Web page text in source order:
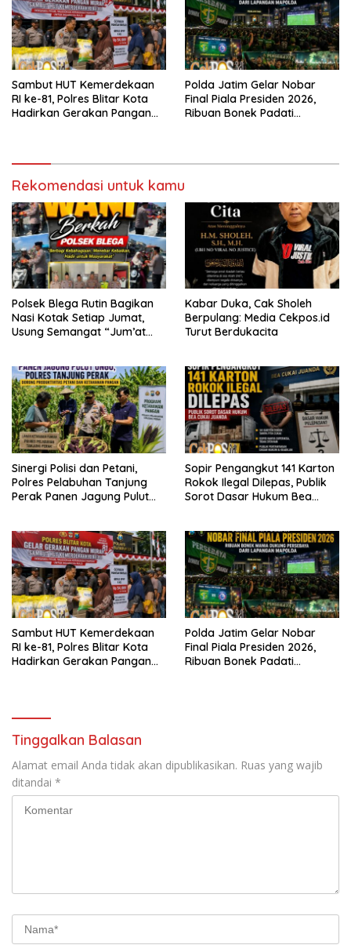
Sambut HUT Kemerdekaan
RI ke-81, Polres Blitar Kota
Hadirkan Gerakan Pangan
Polda Jatim Gelar Nobar
Final Piala Presiden 2026,
Ribuan Bonek Padati
Rekomendasi untuk kamu
Polsek Blega Rutin Bagikan
Nasi Kotak Setiap Jumat,
Usung Semangat “Jum’at
Kabar Duka, Cak Sholeh
Berpulang: Media Cekpos.id
Turut Berdukacita
Sinergi Polisi dan Petani,
Polres Pelabuhan Tanjung
Perak Panen Jagung Pulut
Sopir Pengangkut 141 Karton
Rokok Ilegal Dilepas, Publik
Sorot Dasar Hukum Bea
Sambut HUT Kemerdekaan
RI ke-81, Polres Blitar Kota
Hadirkan Gerakan Pangan
Polda Jatim Gelar Nobar
Final Piala Presiden 2026,
Ribuan Bonek Padati
Tinggalkan Balasan
Alamat email Anda tidak akan dipublikasikan. Ruas yang wajib
ditandai *